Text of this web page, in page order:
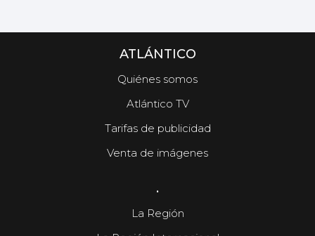
ATLÁNTICO
Quiénes somos
Atlántico TV
Tarifas de publicidad
Venta de imágenes
.
La Región